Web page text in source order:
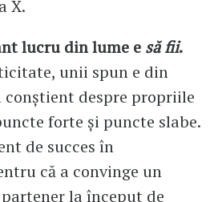
X.
lucru din lume e săfii.
unii spun e din
conștient despre propriile
forte și puncte slabe.
de succes în
că a convinge un
la început de